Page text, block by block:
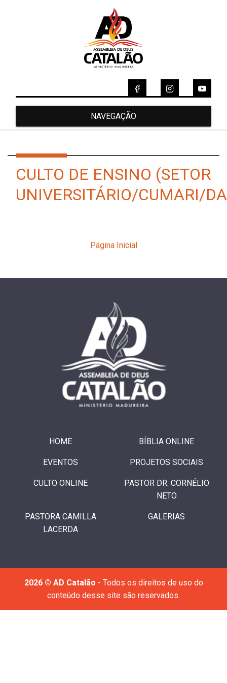
NAVEGAÇÃO
CULTO DE ENSINO (SETOR
UNIVERSITÁRIO/CUMARI/
Página Inicial
HOME BÍBLIA ONLINE
EVENTOS PROJETOS SOCIAIS
CULTO ONLINE
PASTOR DR. CORNÉLIO
NETO
PASTORA CAMILLA
LACERDA
GALERIAS
2026 © AD Catalão - Todos os direitos de uso do
conteúdo desse site são reservados.